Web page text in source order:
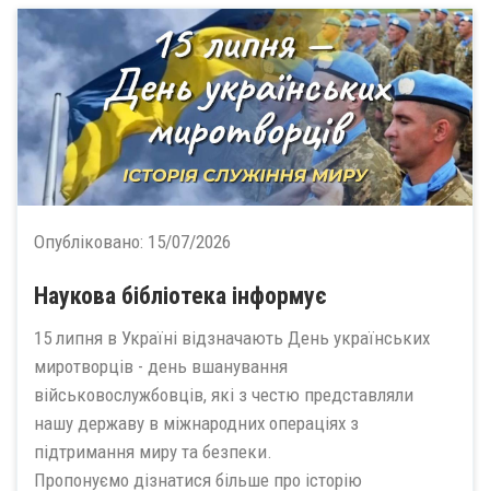
Опубліковано: 15/07/2026
Наукова бібліотека інформує
15 липня в Україні відзначають День українських
миротворців - день вшанування
військовослужбовців, які з честю представляли
нашу державу в міжнародних операціях з
підтримання миру та безпеки.
Пропонуємо дізнатися більше про історію